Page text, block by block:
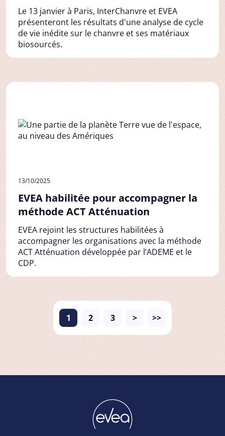
Le 13 janvier à Paris, InterChanvre et EVEA
présenteront les résultats d'une analyse de cycle
de vie inédite sur le chanvre et ses matériaux
biosourcés.
13/10/2025
EVEA habilitée pour accompagner la
méthode ACT Atténuation
EVEA rejoint les structures habilitées à
accompagner les organisations avec la méthode
ACT Atténuation développée par l’ADEME et le
CDP.
1 2 3 > >>